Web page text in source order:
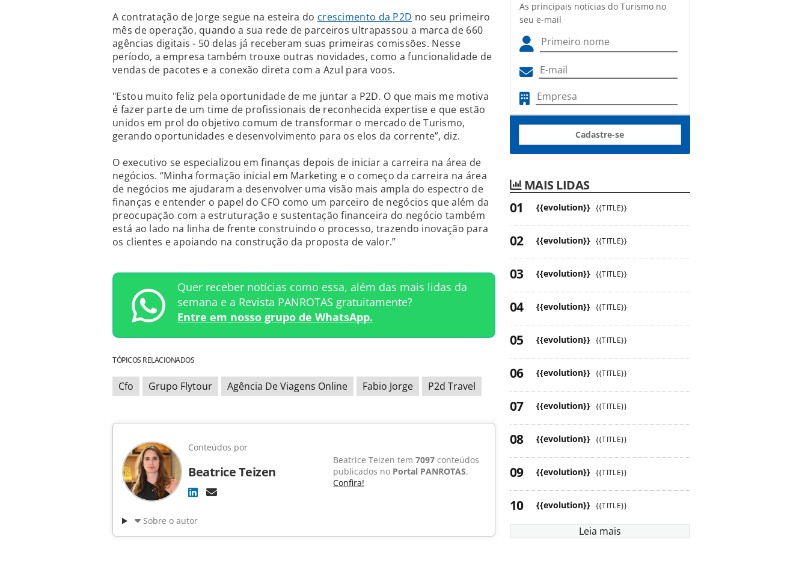
A contratação de Jorge segue na esteira do crescimento da P2D no seu primeiro
mês de operação, quando a sua rede de parceiros ultrapassou a marca de 660
agências digitais - 50 delas já receberam suas primeiras comissões. Nesse
período, a empresa também trouxe outras novidades, como a funcionalidade de
vendas de pacotes e a conexão direta com a Azul para voos.
"Estou muito feliz pela oportunidade de me juntar a P2D. O que mais me motiva
é fazer parte de um time de profissionais de reconhecida expertise e que estão
unidos em prol do objetivo comum de transformar o mercado de Turismo,
gerando oportunidades e desenvolvimento para os elos da corrente”, diz.
O executivo se especializou em finanças depois de iniciar a carreira na área de
negócios. “Minha formação inicial em Marketing e o começo da carreira na área
de negócios me ajudaram a desenvolver uma visão mais ampla do espectro de
finanças e entender o papel do CFO como um parceiro de negócios que além da
preocupação com a estruturação e sustentação financeira do negócio também
está ao lado na linha de frente construindo o processo, trazendo inovação para
os clientes e apoiando na construção da proposta de valor.”
Quer receber notícias como essa, além das mais lidas da
semana e a Revista PANROTAS gratuitamente?
Entre em nosso grupo de WhatsApp.
TÓPICOS RELACIONADOS
Cfo Grupo Flytour Agência De Viagens Online Fabio Jorge P2d Travel
Conteúdos por
Beatrice Teizen
Beatrice Teizen tem 7097 conteúdos
publicados no Portal PANROTAS.
Confira!
Sobre o autor
As principais notícias do Turismo no
seu e-mail
Cadastre-se
MAIS LIDAS
{{evolution}} {{TITLE}}
{{evolution}} {{TITLE}}
{{evolution}} {{TITLE}}
{{evolution}} {{TITLE}}
{{evolution}} {{TITLE}}
{{evolution}} {{TITLE}}
{{evolution}} {{TITLE}}
{{evolution}} {{TITLE}}
{{evolution}} {{TITLE}}
{{evolution}} {{TITLE}}
Leia mais